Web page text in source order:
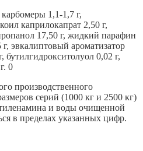
1,1-1,7 г,
каприлокапрат 2,50 г,
17,50 г, жидкий парафин
эвкалиптовый ароматизатор
бутилгидрокситолуол 0,02 г,
0
производственного
серий (1000 кг и 2500 кг)
и воды очищенной
в пределах указанных цифр.